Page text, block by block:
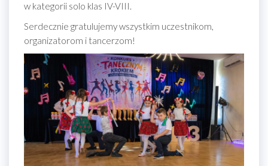
w kategorii solo klas IV-VIII.
Serdecznie gratulujemy wszystkim uczestnikom,
organizatorom i tancerzom!